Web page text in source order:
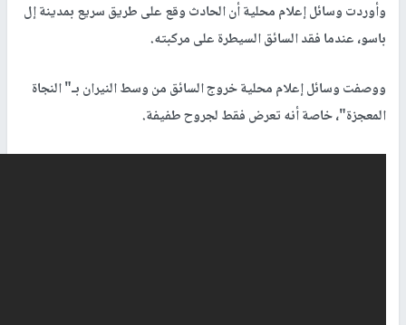
وأوردت وسائل إعلام محلية أن الحادث وقع على طريق سريع بمدينة إل
باسو، عندما فقد السائق السيطرة على مركبته.
ووصفت وسائل إعلام محلية خروج السائق من وسط النيران بـ" النجاة
المعجزة"، خاصة أنه تعرض فقط لجروح طفيفة.